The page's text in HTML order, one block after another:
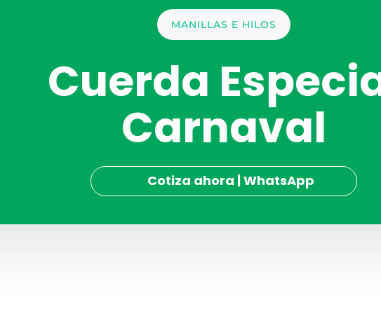
MANILLAS E HILOS
Cuerda
Carnaval
Cotiza ahora | WhatsApp